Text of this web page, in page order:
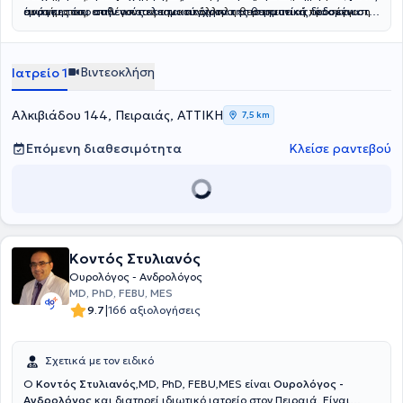
συστήματος, επιλέγοντας την κατάλληλη θεραπευτική προσέγγιση
ανάγκες του ασθενούς και τα σύγχρονα επιστημονικά δεδομένα.
έμφαση τόσο στην αποτελεσματικότητα της θεραπείας, όσο και στη
Ιατρείο 1 Βιντεοκλήση
Αλκιβιάδου 144, Πειραιάς, ΑΤΤΙΚΗ 7,5 km
Επόμενη διαθεσιμότητα Κλείσε ραντεβού
Κοντός Στυλιανός
Ουρολόγος - Ανδρολόγος
MD, PhD, FEBU, MES
9.7|166 αξιολογήσεις
Σχετικά με τον ειδικό
Ο Κοντός Στυλιανός,MD, PhD, FEBU,MES είναι Ουρολόγος -
Ανδρολόγος και διατηρεί ιδιωτικό ιατρείο στον Πειραιά. Είναι